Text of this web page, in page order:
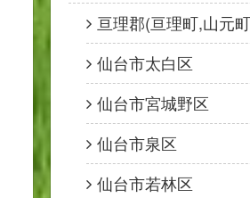
亘理郡(亘理町,山元
仙台市太白区
仙台市宮城野区
仙台市泉区
仙台市若林区